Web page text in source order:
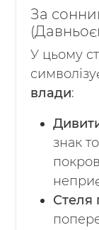
За
У цьому
влади:
знак
Стеля